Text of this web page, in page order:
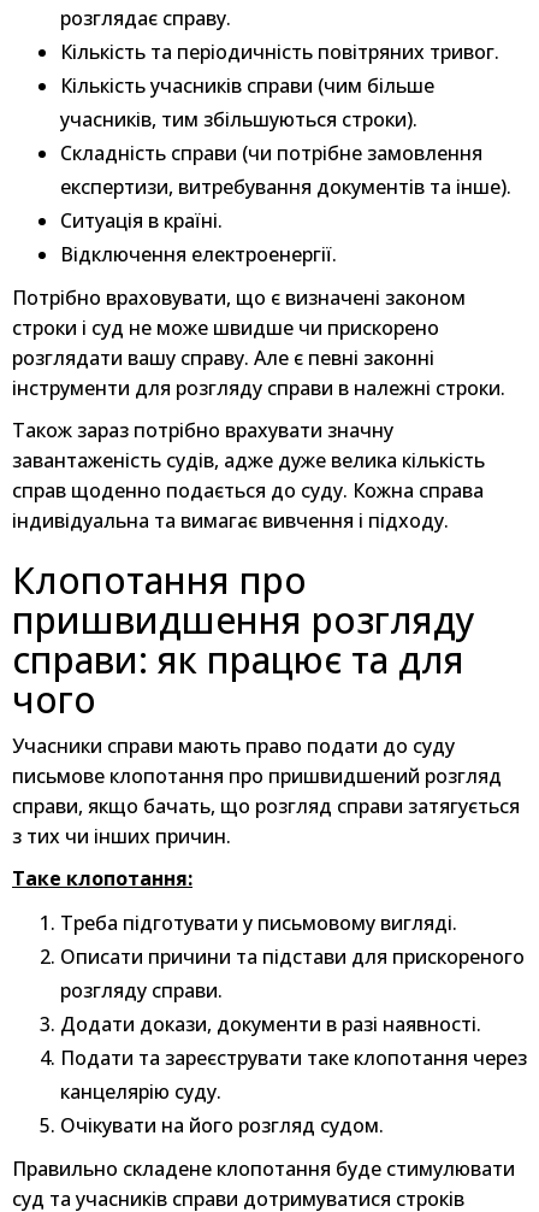
розглядає справу.
Кількість та періодичність повітряних тривог.
Кількість учасників справи (чим більше
учасників, тим збільшуються строки).
Складність справи (чи потрібне замовлення
експертизи, витребування документів та інше).
Ситуація в країні.
Відключення електроенергії.
Потрібно враховувати, що є визначені законом
строки і суд не може швидше чи прискорено
розглядати вашу справу. Але є певні законні
інструменти для розгляду справи в належні строки.
Також зараз потрібно врахувати значну
завантаженість судів, адже дуже велика кількість
справ щоденно подається до суду. Кожна справа
індивідуальна та вимагає вивчення і підходу.
Клопотання про
пришвидшення розгляду
справи: як працює та для
чого
Учасники справи мають право подати до суду
письмове клопотання про пришвидшений розгляд
справи, якщо бачать, що розгляд справи затягується
з тих чи інших причин.
Таке клопотання:
Треба підготувати у письмовому вигляді.
Описати причини та підстави для прискореного
розгляду справи.
Додати докази, документи в разі наявності.
Подати та зареєструвати таке клопотання через
канцелярію суду.
Очікувати на його розгляд судом.
Правильно складене клопотання буде стимулювати
суд та учасників справи дотримуватися строків